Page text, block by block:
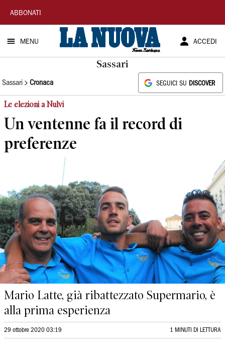
La
Nuova
Sardegna
ABBONATI
MENU ACCEDI
Sassari
Sassari Cronaca SEGUICI SU DISCOVER
Le elezioni a Nulvi
Un ventenne fa il record di
preferenze
Mario Latte, già ribattezzato Supermario, è
alla prima esperienza
29 ottobre 2020 03:19 1 MINUTI DI LETTURA